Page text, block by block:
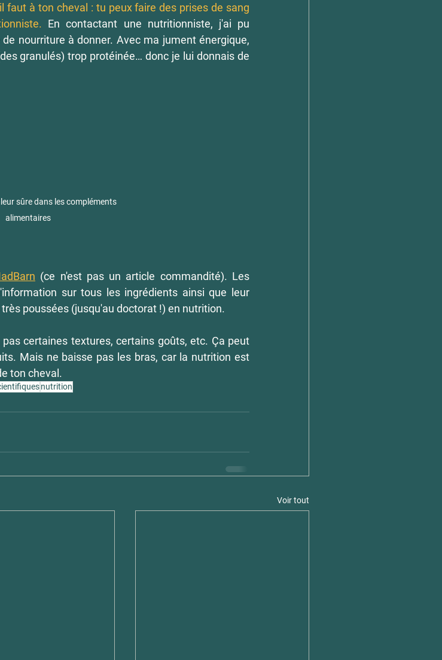
faut à ton cheval : tu peux faire des prises de sang
En contactant une nutritionniste, j'ai pu
nourriture à donner. Avec ma jument énergique,
granulés) trop protéinée… donc je lui donnais de
sûre dans les compléments
alimentaires
(ce n'est pas un article commandité). Les
sur tous les ingrédients ainsi que leur
poussées (jusqu'au doctorat !) en nutrition.
certaines textures, certains goûts, etc. Ça peut
Mais ne baisse pas les bras, car la nutrition est
ton cheval.
nutrition
Voir tout